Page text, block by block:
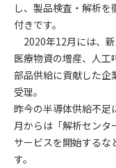
し、製品検査・解析
付きです。
2020年12月には、新
医療物資の増産、人工
部品供給に貢献した企
受理。
昨今の半導体供給不足
月からは「解析センタ
サービスを開始するな
す。